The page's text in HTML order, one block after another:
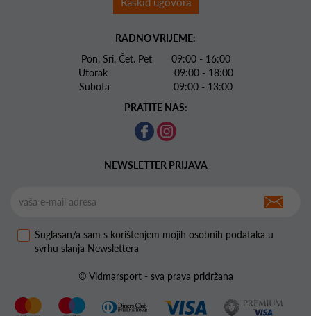
RADNO VRIJEME:
Pon. Sri. Čet. Pet 09:00 - 16:00
Utorak 09:00 - 18:00
Subota 09:00 - 13:00
PRATITE NAS:
NEWSLETTER PRIJAVA
Suglasan/a sam s korištenjem mojih osobnih podataka u
svrhu slanja Newslettera
© Vidmarsport - sva prava pridržana